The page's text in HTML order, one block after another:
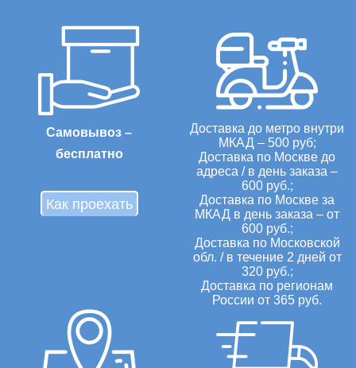
Самовывоз –
бесплатно
Как проехать
Доставка до метро внутри
МКАД – 500 руб;
Доставка по Москве до
адреса / в день заказа –
600 руб.;
Доставка по Москве за
МКАД в день заказа – от
600 руб.;
Доставка по Московской
обл. / в течение 2 дней от
320 руб.;
Доставка по регионам
России от 365 руб.